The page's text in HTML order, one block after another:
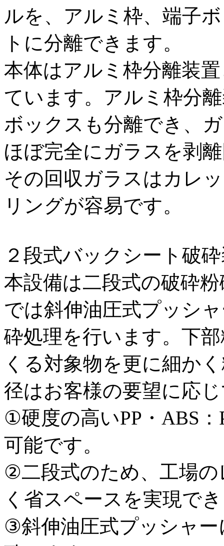
ルを、アルミ枠、端子
トに分離できます。
本体はアルミ枠分離装
ています。アルミ枠分
ボックスも分離でき、
ほぼ完全にガラスを剥
その回収ガラスはカレ
リングが容易です。
２段式バックシート破
本設備は二段式の破砕
では斜伸油圧式プッシ
砕処理を行います。下
くる対象物を更に細か
径はお客様の要望に応
①硬度の高いPP・ABS
可能です。
②二段式のため、工場
く省スペースを実現で
③斜伸油圧式プッシャ